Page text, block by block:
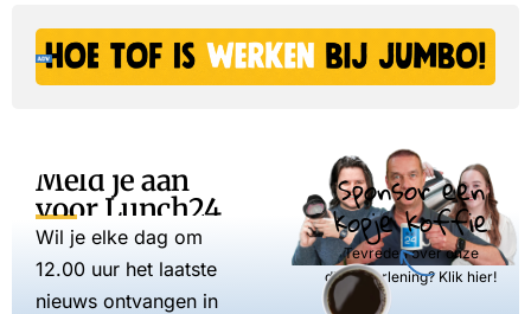
Meld je aan
voor Lunch24
Wil je elke dag om
12.00 uur het laatste
nieuws ontvangen in
Sponsor een
kopje koffie
Tevreden over onze
dienstverlening? Klik hier!